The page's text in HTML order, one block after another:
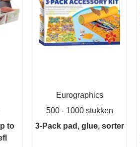
to
Eurographics
500 - 1000 stukken
3-Pack pad, glue, sorter